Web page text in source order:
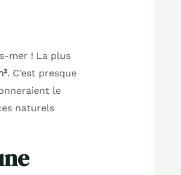
mer ! La plus
. C’est presque
le
naturels